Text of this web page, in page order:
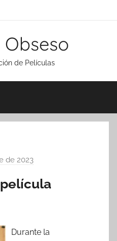
de Películas
de 2023
r
Durante la